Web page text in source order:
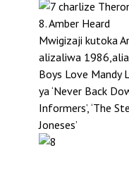
8. Amber Heard
Mwigizaji kutoka
alizaliwa
Boys Love Mandy
ya ‘Never Back
Informers’, ‘The
Joneses’